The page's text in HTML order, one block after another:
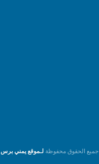
جميع الحقوق محفوظة لـموقع يمني برس